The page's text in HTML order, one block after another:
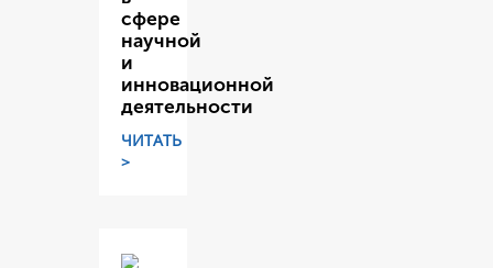
сфере
научной
и
инновационной
деятельности
ЧИТАТЬ
>